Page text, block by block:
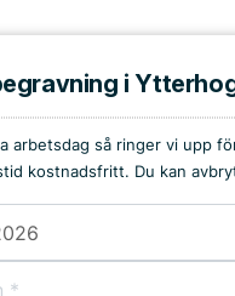
i
arbetsdag så ringer vi upp
kostnadsfritt. Du kan